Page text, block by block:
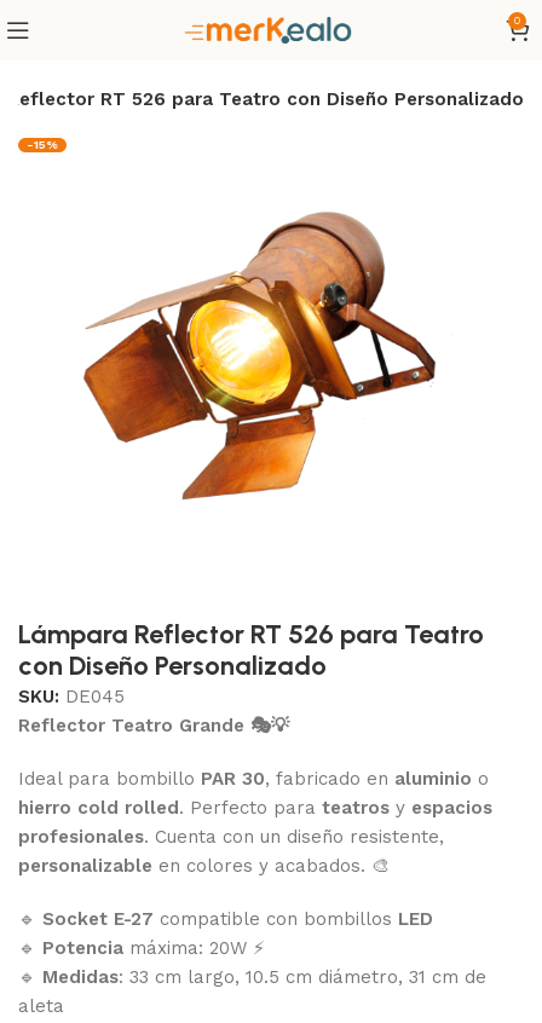
0
Reflector RT 526 para Teatro con Diseño Personalizado
-15%
Lámpara Reflector RT 526 para Teatro
con Diseño Personalizado
SKU: DE045
Reflector Teatro Grande 🎭💡
Ideal para bombillo PAR 30, fabricado en aluminio o
hierro cold rolled. Perfecto parateatros y espacios
profesionales. Cuenta con un diseño resistente,
personalizable en colores y acabados. 🎨
🔹 Socket E-27 compatible con bombillos LED
🔹 Potencia máxima: 20W ⚡
🔹 Medidas: 33 cm largo, 10.5 cm diámetro, 31 cm de
aleta